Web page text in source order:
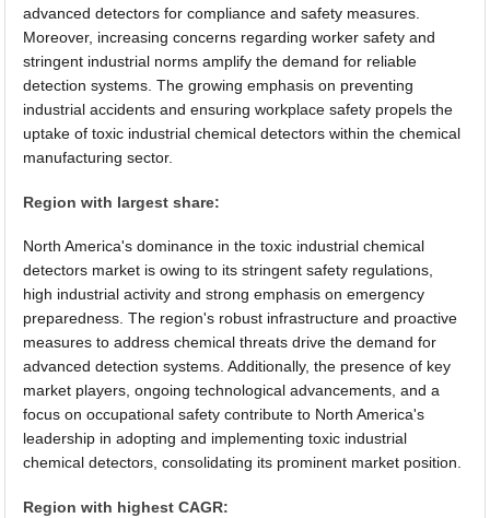
advanced detectors for compliance and safety measures.
Moreover, increasing concerns regarding worker safety and
stringent industrial norms amplify the demand for reliable
detection systems. The growing emphasis on preventing
industrial accidents and ensuring workplace safety propels the
uptake of toxic industrial chemical detectors within the chemical
manufacturing sector.
Region with largest share:
North America's dominance in the toxic industrial chemical
detectors market is owing to its stringent safety regulations,
high industrial activity and strong emphasis on emergency
preparedness. The region's robust infrastructure and proactive
measures to address chemical threats drive the demand for
advanced detection systems. Additionally, the presence of key
market players, ongoing technological advancements, and a
focus on occupational safety contribute to North America's
leadership in adopting and implementing toxic industrial
chemical detectors, consolidating its prominent market position.
Region with highest CAGR: